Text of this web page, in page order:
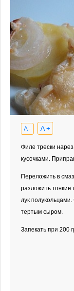
A - A +
Филе трески
кусочками.
Переложить в
разложить
лук
тертым сыром.
Запекать при 200